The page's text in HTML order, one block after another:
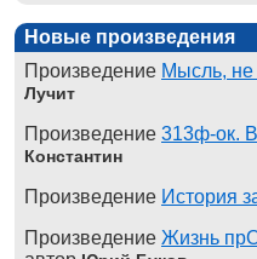
Новые произведения
Произведение Мысль, не
Лучит
Произведение 313ф-ок.
Константин
Произведение История
Произведение Жизнь